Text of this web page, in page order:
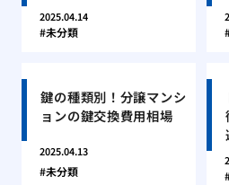
2025.04.14
未分類
鍵の種類別！分譲マンシ
ョンの鍵交換費用相場
2025.04.13
未分類